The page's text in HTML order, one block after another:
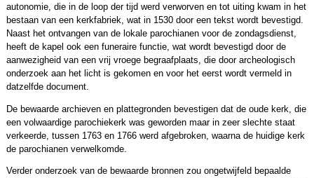
autonomie, die in de loop der tijd werd verworven en tot uiting kwam in het
bestaan van een kerkfabriek, wat in 1530 door een tekst wordt bevestigd.
Naast het ontvangen van de lokale parochianen voor de zondagsdienst,
heeft de kapel ook een funeraire functie, wat wordt bevestigd door de
aanwezigheid van een vrij vroege begraafplaats, die door archeologisch
onderzoek aan het licht is gekomen en voor het eerst wordt vermeld in
datzelfde document.
De bewaarde archieven en plattegronden bevestigen dat de oude kerk, die
een volwaardige parochiekerk was geworden maar in zeer slechte staat
verkeerde, tussen 1763 en 1766 werd afgebroken, waarna de huidige kerk
de parochianen verwelkomde.
Verder onderzoek van de bewaarde bronnen zou ongetwijfeld bepaalde